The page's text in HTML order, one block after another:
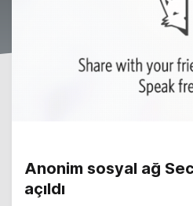
Anonim sosyal ağ
açıldı